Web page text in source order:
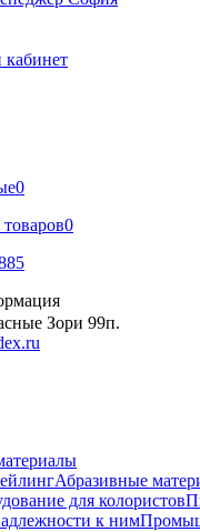
0
0
Зори 99п.
Абразивные
для колористов
к ним